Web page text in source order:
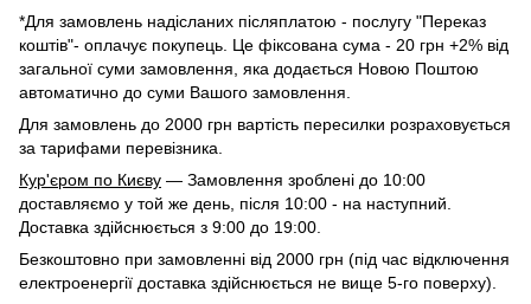
*Для замовлень надісланих післяплатою - послугу "Переказ
коштів"- оплачує покупець. Це фіксована сума - 20 грн +2% від
загальної суми замовлення, яка додається Новою Поштою
автоматично до суми Вашого замовлення.
Для замовлень до 2000 грн вартість пересилки розраховується
за тарифами перевізника.
Кур'єром по Києву — Замовлення зроблені до 10:00
доставляємо у той же день, після 10:00 - на наступний.
Доставка здійснюється з 9:00 до 19:00.
Безкоштовно при замовленні від 2000 грн (під час відключення
електроенергії доставка здійснюється не вище 5-го поверху).